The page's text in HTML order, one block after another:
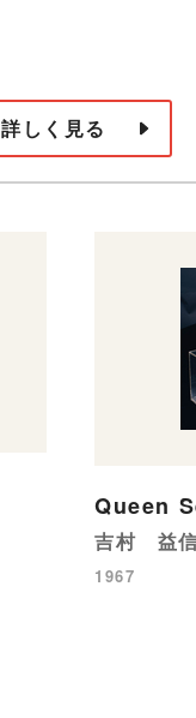
詳しく見る
Queen
吉村 益
1967